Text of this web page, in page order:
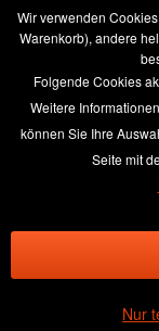
Newsletter
* Alle Preise inkl.
aktuelle
Wir verwenden
Warenkorb), andere
Folgende Cookies
Weitere
können Sie Ihre
Seite mit
Nur